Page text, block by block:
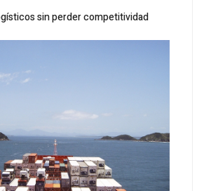
sin perder competitividad